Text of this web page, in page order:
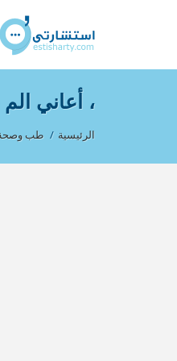
، أعاني
الرئيسية / طب